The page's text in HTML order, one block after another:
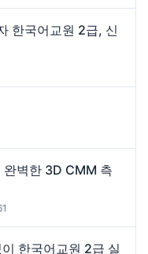
한국어교원 2급, 신
완벽한 3D CMM 측
한국어교원 2급 실